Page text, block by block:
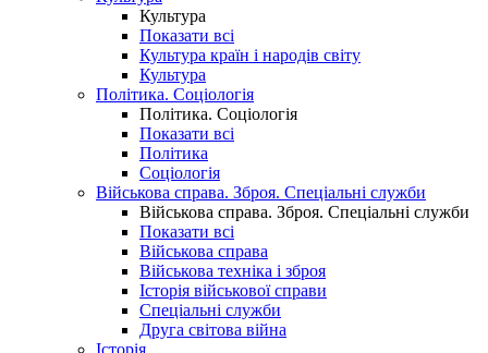
Культура
Показати всі
Культура країн і народів світу
Культура
Політика. Соціологія
Політика. Соціологія
Показати всі
Політика
Соціологія
Військова справа. Зброя. Спеціальні служби
Військова справа. Зброя. Спеціальні служби
Показати всі
Військова справа
Військова техніка і зброя
Історія військової справи
Спеціальні служби
Друга світова війна
Історія